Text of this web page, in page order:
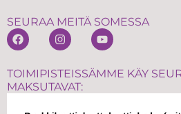
SEURAA MEITÄ SOMESSA
TOIMIPISTEISSÄMME KÄY
MAKSUTAVAT: